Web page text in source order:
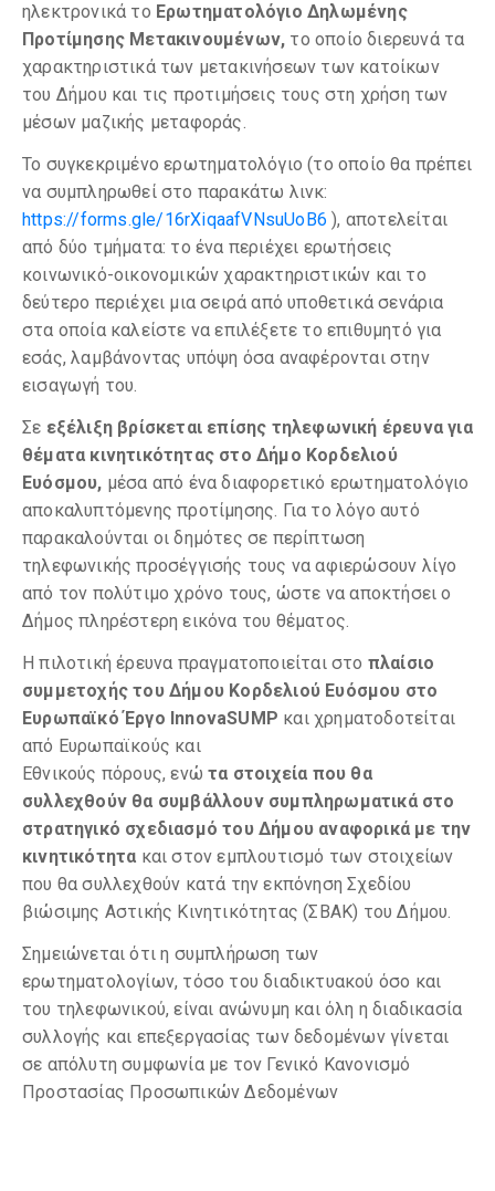
ηλεκτρονικά το Ερωτηματολόγιο Δηλωμένης
Προτίμησης Μετακινουμένων, το οποίο διερευνά τα
χαρακτηριστικά των μετακινήσεων των κατοίκων
του Δήμου και τις προτιμήσεις τους στη χρήση των
μέσων μαζικής μεταφοράς.
Το συγκεκριμένο ερωτηματολόγιο (το οποίο θα πρέπει
να συμπληρωθεί στο παρακάτω λινκ:
https://forms.gle/16rXiqaafVNsuUoB6 ), αποτελείται
από δύο τμήματα: το ένα περιέχει ερωτήσεις
κοινωνικό-οικονομικών χαρακτηριστικών και το
δεύτερο περιέχει μια σειρά από υποθετικά σενάρια
στα οποία καλείστε να επιλέξετε το επιθυμητό για
εσάς, λαμβάνοντας υπόψη όσα αναφέρονται στην
εισαγωγή του.
Σε εξέλιξη βρίσκεται επίσης τηλεφωνική έρευνα για
θέματα κινητικότητας στο Δήμο Κορδελιού
Ευόσμου, μέσα από ένα διαφορετικό ερωτηματολόγιο
αποκαλυπτόμενης προτίμησης. Για το λόγο αυτό
παρακαλούνται οι δημότες σε περίπτωση
τηλεφωνικής προσέγγισής τους να αφιερώσουν λίγο
από τον πολύτιμο χρόνο τους, ώστε να αποκτήσει ο
Δήμος πληρέστερη εικόνα του θέματος.
Η πιλοτική έρευνα πραγματοποιείται στο πλαίσιο
συμμετοχής του Δήμου Κορδελιού Ευόσμου στο
Ευρωπαϊκό Έργο InnovaSUMP και χρηματοδοτείται
από Ευρωπαϊκούς και
Εθνικούς πόρους, ενώτα στοιχεία που θα
συλλεχθούν θα συμβάλλουν συμπληρωματικά στο
στρατηγικό σχεδιασμό του Δήμου αναφορικά με την
κινητικότητα και στον εμπλουτισμό των στοιχείων
που θα συλλεχθούν κατά την εκπόνηση Σχεδίου
βιώσιμης Αστικής Κινητικότητας (ΣΒΑΚ) του Δήμου.
Σημειώνεται ότι η συμπλήρωση των
ερωτηματολογίων, τόσο του διαδικτυακού όσο και
του τηλεφωνικού, είναι ανώνυμη και όλη η διαδικασία
συλλογής και επεξεργασίας των δεδομένων γίνεται
σε απόλυτη συμφωνία με τον Γενικό Κανονισμό
Προστασίας Προσωπικών Δεδομένων